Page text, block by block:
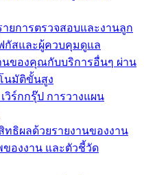
ยการตรวจสอบและงานลูก
กัสและผู้ควบคุมดูแล
นของคุณกับบริการอื่นๆ ผ่าน
นมัติขั้นสูง
วิร์กกรุ๊ป การวางแผน
ทธิผลด้วยรายงานของงาน
องงาน และตัวชี้วัด